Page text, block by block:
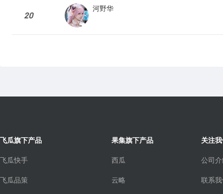
20
河野华
飞瓜旗下产品
飞瓜快手
飞瓜品策
果集旗下产品
西瓜
云略
关注
公司
联系